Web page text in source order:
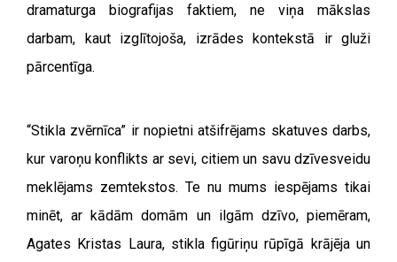
dramaturga biografijas faktiem, ne viņa mākslas
darbam, kaut izglītojoša, izrādes kontekstā ir gluži
pārcentīga.
“Stikla zvērnīca” ir nopietni atšifrējams skatuves darbs,
kur varoņu konflikts ar sevi, citiem un savu dzīvesveidu
meklējams zemtekstos. Te nu mums iespējams tikai
minēt, ar kādām domām un ilgām dzīvo, piemēram,
Agates Kristas Laura, stikla figūriņu rūpīgā krājēja un